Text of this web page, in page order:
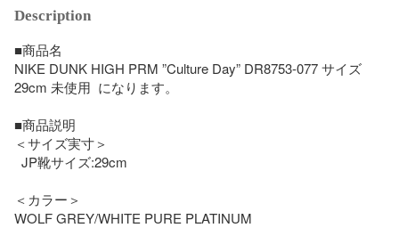
Description
■商品名
NIKE DUNK HIGH PRM ”Culture Day” DR8753-077 サイズ
29cm 未使用  になります。
■商品説明
＜サイズ実寸＞
  JP靴サイズ:29cm
＜カラー＞
WOLF GREY/WHITE PURE PLATINUM